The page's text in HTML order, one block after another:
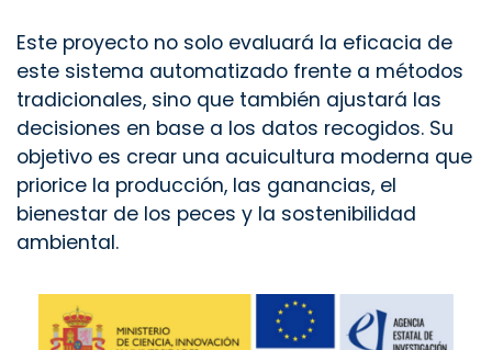
Este proyecto no solo evaluará la eficacia de
este sistema automatizado frente a métodos
tradicionales, sino que también ajustará las
decisiones en base a los datos recogidos. Su
objetivo es crear una acuicultura moderna que
priorice la producción, las ganancias, el
bienestar de los peces y la sostenibilidad
ambiental.